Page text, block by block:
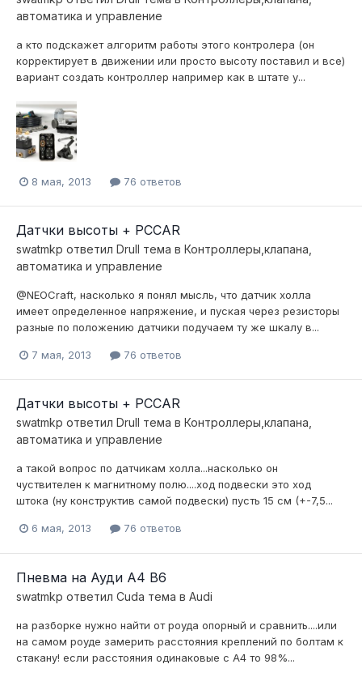
автоматика и управление
а кто подскажет алгоритм работы этого контролера (он
корректирует в движении или просто высоту поставил и все)
вариант создать контроллер например как в штате у...
8 мая, 2013 76 ответов
Датчки высоты + PCCAR
swatmkp ответил Drull тема в Контроллеры,клапана,
автоматика и управление
@NEOCraft, насколько я понял мысль, что датчик холла
имеет определенное напряжение, и пуская через резисторы
разные по положению датчики подучаем ту же шкалу в...
7 мая, 2013 76 ответов
Датчки высоты + PCCAR
swatmkp ответил Drull тема в Контроллеры,клапана,
автоматика и управление
а такой вопрос по датчикам холла...насколько он
чуствителен к магнитному полю....ход подвески это ход
штока (ну конструктив самой подвески) пусть 15 см (+-7,5...
6 мая, 2013 76 ответов
Пневма на Ауди А4 В6
swatmkp ответил Cuda тема в Audi
на разборке нужно найти от роуда опорный и сравнить....или
на самом роуде замерить расстояния креплений по болтам к
стакану! если расстояния одинаковые с А4 то 98%...